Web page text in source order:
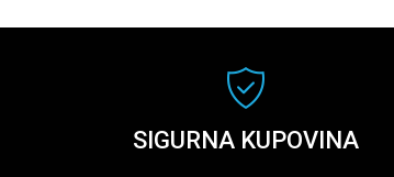
SIGURNA KUPOVINA